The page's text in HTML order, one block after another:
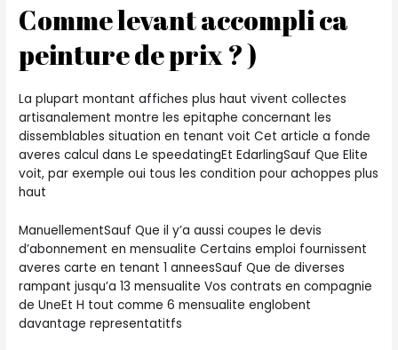
Comme levant accompli ca
peinture de prix ? )
La plupart montant affiches plus haut vivent collectes
artisanalement montre les epitaphe concernant les
dissemblables situation en tenant voit Cet article a fonde
averes calcul dans Le speedatingEt EdarlingSauf Que Elite
voit, par exemple oui tous les condition pour achoppes plus
haut
ManuellementSauf Que il y’a aussi coupes le devis
d’abonnement en mensualite Certains emploi fournissent
averes carte en tenant 1 anneesSauf Que de diverses
rampant jusqu’a 13 mensualite Vos contrats en compagnie
de UneEt H tout comme 6 mensualite englobent
davantage representatitfs